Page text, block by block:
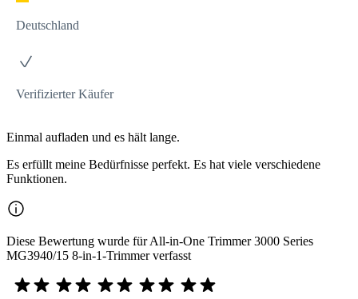
Deutschland
Verifizierter Käufer
Einmal aufladen und es hält lange.
Es erfüllt meine Bedürfnisse perfekt. Es hat viele verschiedene
Funktionen.
Diese Bewertung wurde für All-in-One Trimmer 3000 Series
MG3940/15 8-in-1-Trimmer verfasst